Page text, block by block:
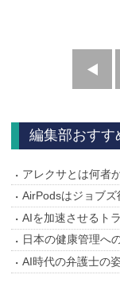
編集部おすす
アレクサとは何者
AirPodsはジョブズ
AIを加速させるト
日本の健康管理へ
AI時代の弁護士の